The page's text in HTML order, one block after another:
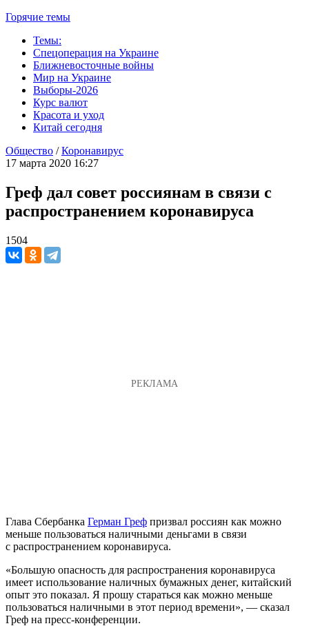
Горячие темы
Темы:
Спецоперация на Украине
Ближневосточные войны
Мир на Украине
Выборы-2026
Курс валют
Красота и уход
Китай сегодня
Общество /Коронавирус
17 марта 2020 16:27
Греф дал совет россиянам в связи с
распространением коронавируса
1504
Глава Сбербанка Герман Греф призвал россиян как можно
меньше пользоваться наличными деньгами в связи
с распространением коронавируса.
«Большую опасность для распространения коронавируса
имеет использование наличных бумажных денег, китайский
опыт это показал. Я прошу стараться как можно меньше
пользоваться наличными в этот период времени», — сказал
Греф на пресс-конференции.